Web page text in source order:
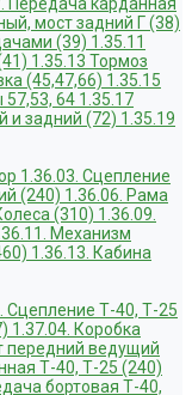
мост задний Г (38)
(39) 1.35.11
1.35.13 Тормоз
(45,47,66) 1.35.15
57,53, 64 1.35.17
и задний (72) 1.35.19
1.36.03. Сцепление
(240) 1.36.06. Рама
(310) 1.36.09.
Механизм
1.36.13. Кабина
Сцепление Т-40, Т-25
1.37.04. Коробка
передний ведущий
Т-40, Т-25 (240)
бортовая Т-40,